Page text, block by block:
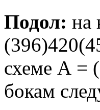
Подол: на
схеме А =
бокам